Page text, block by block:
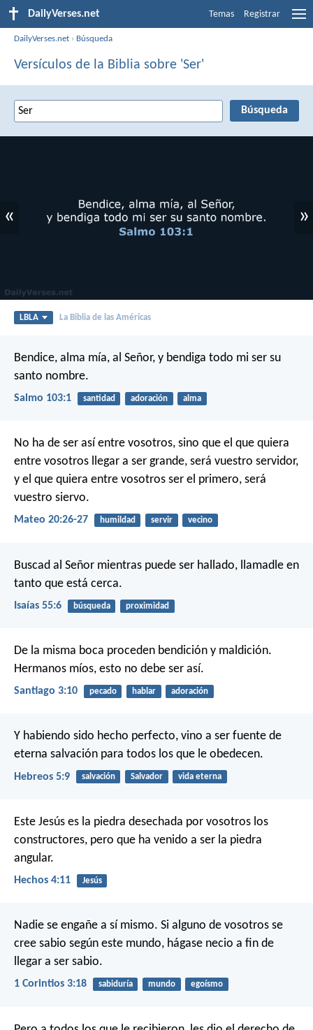
DailyVerses.net Temas Registrar
DailyVerses.net › Búsqueda
Versículos de la Biblia sobre 'Ser'
« »
LBLA La Biblia de las Américas
Bendice, alma mía, al Señor, y bendiga todo mi ser su
santo nombre.
Salmo 103:1 santidad adoración alma
No ha de ser así entre vosotros, sino que el que quiera
entre vosotros llegar a ser grande, será vuestro servidor,
y el que quiera entre vosotros ser el primero, será
vuestro siervo.
Mateo 20:26-27 humildad servir vecino
Buscad al Señor mientras puede ser hallado, llamadle en
tanto que está cerca.
Isaías 55:6 búsqueda proximidad
De la misma boca proceden bendición y maldición.
Hermanos míos, esto no debe ser así.
Santiago 3:10 pecado hablar adoración
Y habiendo sido hecho perfecto, vino a ser fuente de
eterna salvación para todos los que le obedecen.
Hebreos 5:9 salvación Salvador vida eterna
Este Jesús es la piedra desechada por vosotros los
constructores, pero que ha venido a ser la piedra
angular.
Hechos 4:11 Jesús
Nadie se engañe a sí mismo. Si alguno de vosotros se
cree sabio según este mundo, hágase necio a fin de
llegar a ser sabio.
1 Corintios 3:18 sabiduría mundo egoísmo